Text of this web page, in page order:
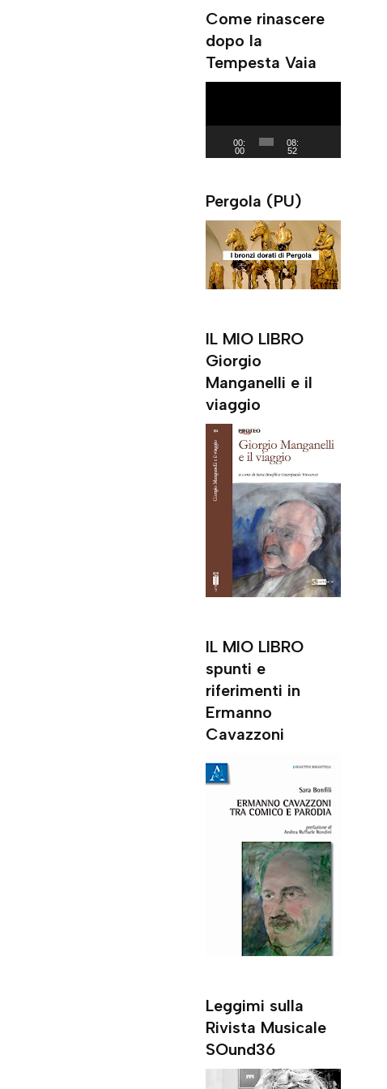
P
l
a
y
r
Come rinascere
dopo la
Tempesta Vaia
e
P
l
a
y
e
00:
00
08:
52
Pergola (PU)
IL MIO LIBRO
Giorgio
Manganelli e il
viaggio
IL MIO LIBRO
spunti e
riferimenti in
Ermanno
Cavazzoni
Leggimi sulla
Rivista Musicale
SOund36